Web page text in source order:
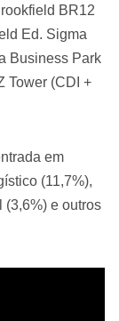
BR12
Ed. Sigma
Business Park
Tower (CDI +
em
(11,7%),
(3,6%) e outros